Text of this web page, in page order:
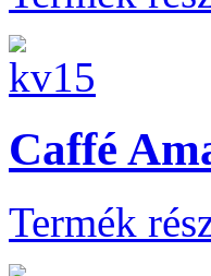
Caffé
Termék